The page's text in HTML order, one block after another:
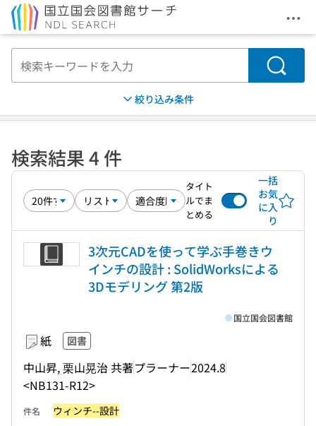
メ
検索
絞り込み条件
検索結果 4 件
タイト
ルでま
とめる
一括
お気
に入
り
3次元CADを使って学ぶ手巻きウ
インチの設計 : SolidWorksによる
3Dモデリング 第2版
紙 図書
中山昇, 栗山晃治 共著プラーナー2024.8
<NB131-R12>
国立国会図書館
件名 ウィンチ--設計